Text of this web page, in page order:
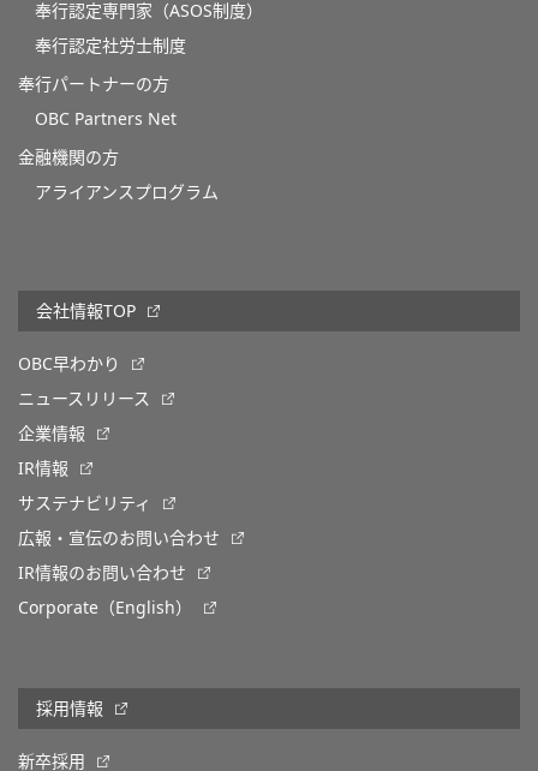
奉行認定専門家（ASOS制度）
奉行認定社労士制度
奉行パートナーの方
OBC Partners Net
金融機関の方
アライアンスプログラム
会社情報TOP
OBC早わかり
ニュースリリース
企業情報
IR情報
サステナビリティ
広報・宣伝のお問い合わせ
IR情報のお問い合わせ
Corporate（English）
採用情報
新卒採用